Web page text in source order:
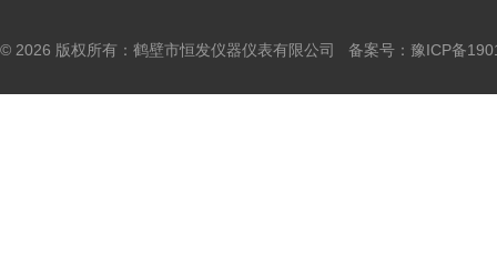
© 2026 版权所有：鹤壁市恒发仪器仪表有限公司 备案号： 豫ICP备